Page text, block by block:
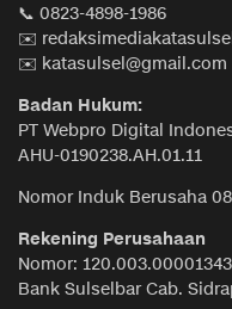
📞 0823-4898-1986
✉️
✉️ katasulsel@gmail.com
Badan Hukum:
PT Webpro Digital
AHU-0190238.AH.01.11
Nomor Induk Berusaha
Rekening Perusahaan
Nomor:
Bank Sulselbar Cab.